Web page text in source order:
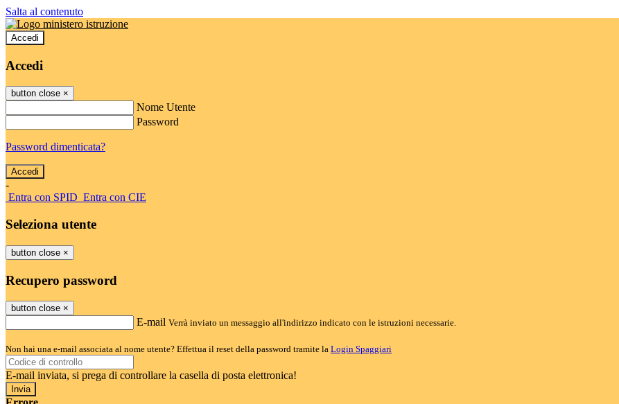
Salta al contenuto
Accedi
Accedi
button close ×
Nome Utente
Password
Password dimenticata?
-
Entra con SPID Entra con CIE
Seleziona utente
button close ×
Recupero password
button close ×
E-mail Verrà inviato un messaggio all'indirizzo indicato con le istruzioni necessarie.
Non hai una e-mail associata al nome utente? Effettua il reset della password tramite la Login Spaggiari
E-mail inviata, si prega di controllare la casella di posta elettronica!